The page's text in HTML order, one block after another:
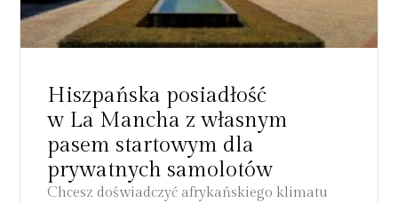
Hiszpańska posiadłość
w La Mancha z własnym
pasem startowym dla
prywatnych samolotów
Chcesz doświadczyć afrykańskiego klimatu